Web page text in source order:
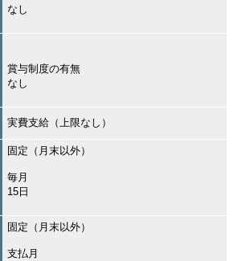
なし
賞与制度の有無
なし
実費支給（上限なし）
固定（月末以外）
毎月
15日
固定（月末以外）
支払月